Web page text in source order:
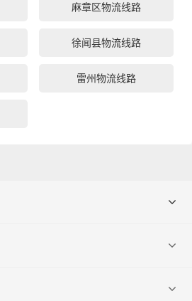
麻章区物流线路
徐闻县物流线路
雷州物流线路